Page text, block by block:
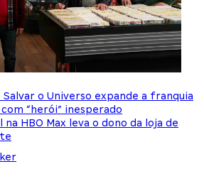
o Universo expande a franquia
“herói” inesperado
HBO Max leva o dono da loja de